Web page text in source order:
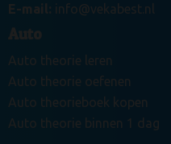
E-mail: info@vekabest.nl
Auto
Auto theorie leren
Auto theorie oefenen
Auto theorieboek kopen
Auto theorie binnen 1 dag